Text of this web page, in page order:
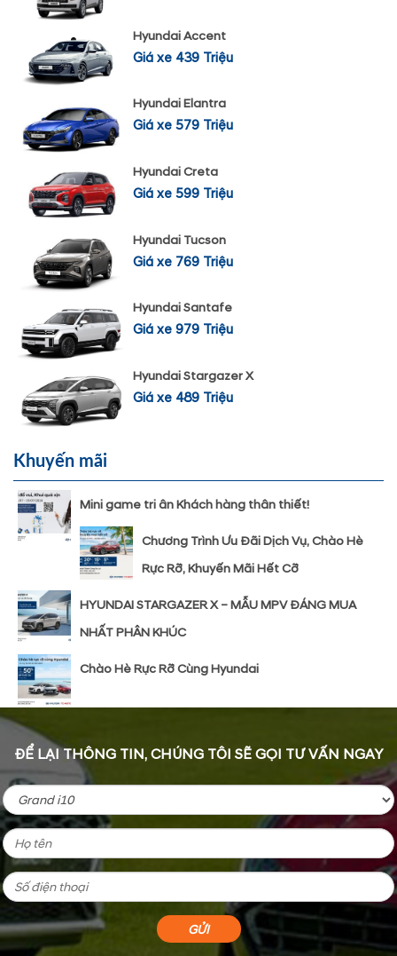
Hyundai Accent
Giá xe 439 Triệu
Hyundai Elantra
Giá xe 579 Triệu
Hyundai Creta
Giá xe 599 Triệu
Hyundai Tucson
Giá xe 769 Triệu
Hyundai Santafe
Giá xe 979 Triệu
Hyundai Stargazer X
Giá xe 489 Triệu
Khuyến mãi
Mini game tri ân Khách hàng thân thiết!
Chương Trình Ưu Đãi Dịch Vụ, Chào Hè
Rực Rỡ, Khuyến Mãi Hết Cỡ
HYUNDAI STARGAZER X – MẪU MPV ĐÁNG MUA
NHẤT PHÂN KHÚC
Chào Hè Rực Rỡ Cùng Hyundai
ĐỂ LẠI THÔNG TIN, CHÚNG TÔI SẼ GỌI TƯ VẤN NGAY